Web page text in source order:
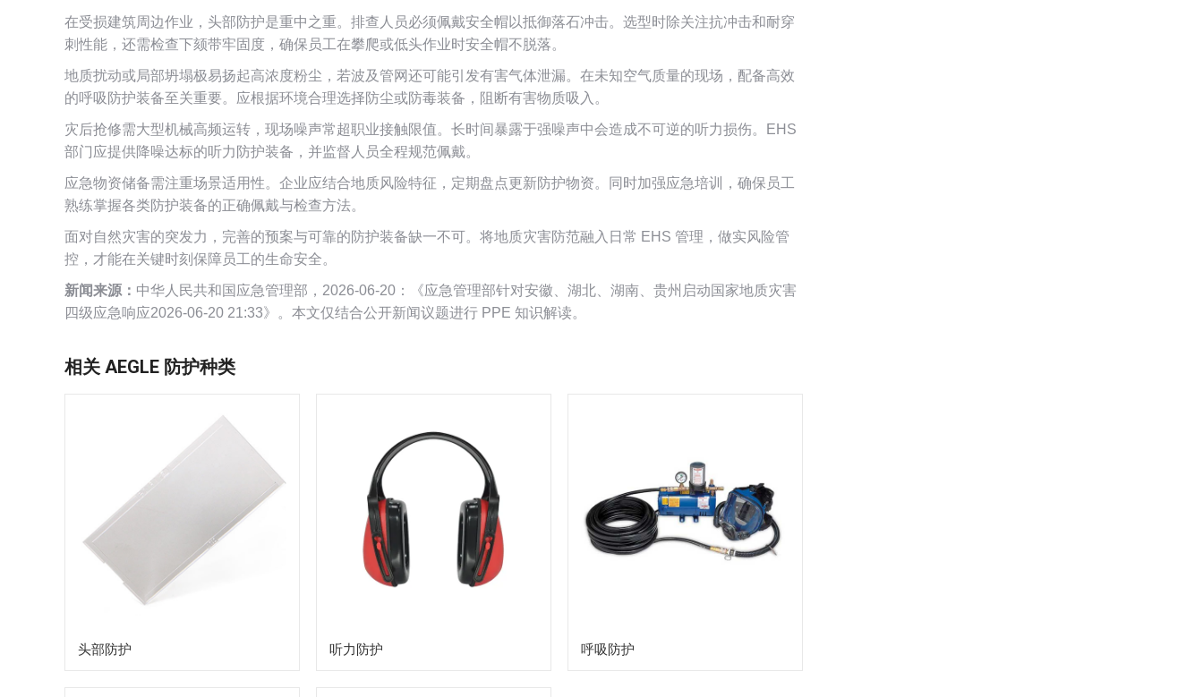
在受损建筑周边作业，头部防护是重中之重。排查人员必须佩戴安全帽以抵御落石冲击。选型时除关注抗冲击和耐穿
刺性能，还需检查下颏带牢固度，确保员工在攀爬或低头作业时安全帽不脱落。
地质扰动或局部坍塌极易扬起高浓度粉尘，若波及管网还可能引发有害气体泄漏。在未知空气质量的现场，配备高效
的呼吸防护装备至关重要。应根据环境合理选择防尘或防毒装备，阻断有害物质吸入。
灾后抢修需大型机械高频运转，现场噪声常超职业接触限值。长时间暴露于强噪声中会造成不可逆的听力损伤。EHS
部门应提供降噪达标的听力防护装备，并监督人员全程规范佩戴。
应急物资储备需注重场景适用性。企业应结合地质风险特征，定期盘点更新防护物资。同时加强应急培训，确保员工
熟练掌握各类防护装备的正确佩戴与检查方法。
面对自然灾害的突发力，完善的预案与可靠的防护装备缺一不可。将地质灾害防范融入日常 EHS 管理，做实风险管
控，才能在关键时刻保障员工的生命安全。
新闻来源： 中华人民共和国应急管理部，2026-06-20：《应急管理部针对安徽、湖北、湖南、贵州启动国家地质灾害
四级应急响应2026-06-20 21:33》。本文仅结合公开新闻议题进行 PPE 知识解读。
相关 AEGLE 防护种类
头部防护 听力防护 呼吸防护